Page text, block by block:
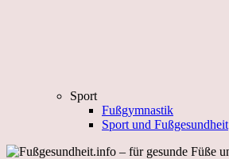
Sport
Fußgymnastik
Sport und Fußgesundheit